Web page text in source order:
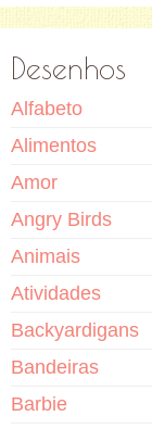
Desenhos
Alfabeto
Alimentos
Amor
Angry Birds
Animais
Atividades
Backyardigans
Bandeiras
Barbie